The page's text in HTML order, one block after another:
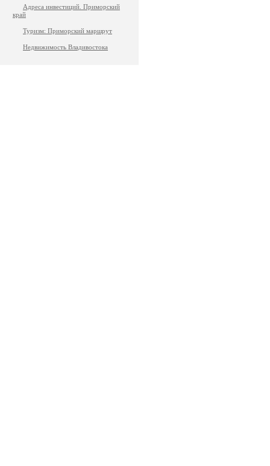
Адреса инвестиций. Приморский
край
Туризм: Приморский маршрут
Недвижимость Владивостока